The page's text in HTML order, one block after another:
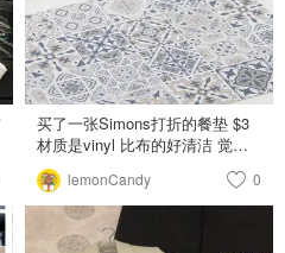
扩香 $12.99(到手价) 另外圣诞节
包装红色的那个apres-ski也挺好
闻的 是有点甜的苹果香🍎
买了一张Simons打折的餐垫 $3
材质是vinyl 比布的好清洁 觉得
好好看 吃饭都变开心了🥳
lemonCandy 0